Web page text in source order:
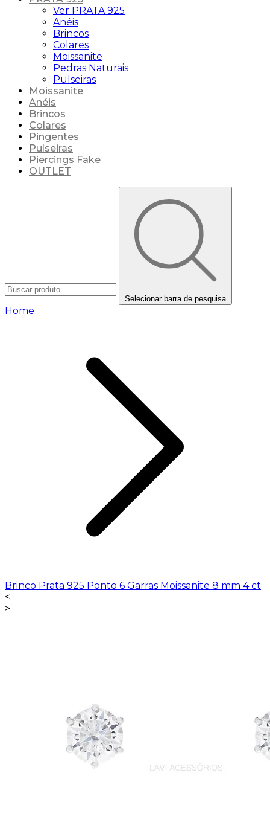
Ver PRATA 925
Anéis
Brincos
Colares
Moissanite
Pedras Naturais
Pulseiras
Moissanite
Anéis
Brincos
Colares
Pingentes
Pulseiras
Piercings Fake
OUTLET
Selecionar barra de pesquisa
Home
Brinco Prata 925 Ponto 6 Garras Moissanite 8 mm 4 ct
<
>